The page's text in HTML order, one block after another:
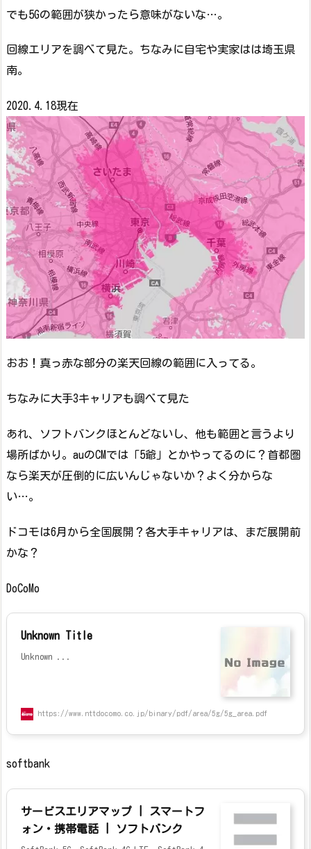
でも5Gの範囲が狭かったら意味がないな…。
回線エリアを調べて見た。ちなみに自宅や実家はは埼玉県
南。
2020.4.18現在
おお！真っ赤な部分の楽天回線の範囲に入ってる。
ちなみに大手3キャリアも調べて見た
あれ、ソフトバンクほとんどないし、他も範囲と言うより
場所ばかり。auのCMでは「5爺」とかやってるのに？首都圏
なら楽天が圧倒的に広いんじゃないか？よく分からな
い…。
ドコモは6月から全国展開？各大手キャリアは、まだ展開前
かな？
DoCoMo
Unknown Title
Unknown ...
https://www.nttdocomo.co.jp/binary/pdf/area/5g/5g_area.pdf
softbank
サービスエリアマップ | スマートフ
ォン・携帯電話 | ソフトバンク